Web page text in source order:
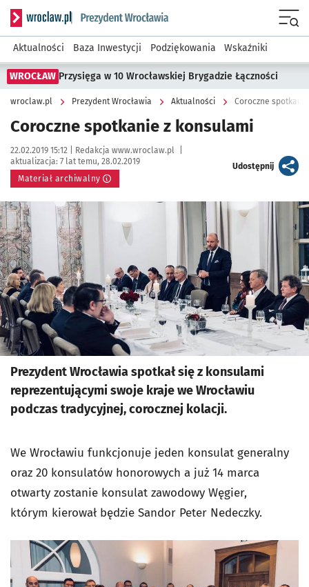
Serwis informacyjny wroclaw.pl podserwis: Prezydent
Aktualności Baza Inwestycji Podziękowania Wskaźniki
WROCŁAW Przysięga w 10 Wrocławskiej Brygadzie Łączności
wroclaw.pl Prezydent Wrocławia Aktualności Coroczne
Coroczne spotkanie z konsulami
Data publikacji:
22.02.2019 15:12 | Autor:
Redakcja www.wroclaw.pl
aktualizacja: 7 lat temu, 28.02.2019
Materiał archiwalny
Udostępnijartykuł
Kliknij, aby powiększyć
Prezydent Wrocławia spotkał się z konsulami
reprezentującymi swoje kraje we Wrocławiu
podczas tradycyjnej, corocznej kolacji.
We Wrocławiu funkcjonuje jeden konsulat generalny
oraz 20 konsulatów honorowych a już 14 marca
otwarty zostanie konsulat zawodowy Węgier,
którym kierował będzie Sandor Peter Nedeczky.